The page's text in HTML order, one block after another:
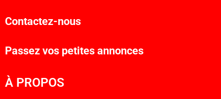
Contactez-nous
Passez vos petites annonces
À PROPOS